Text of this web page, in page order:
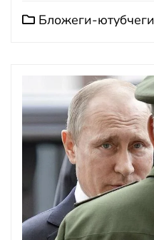
Бложеги-ютубчеги